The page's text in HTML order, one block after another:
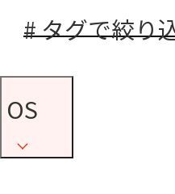
# タグで絞り
OS